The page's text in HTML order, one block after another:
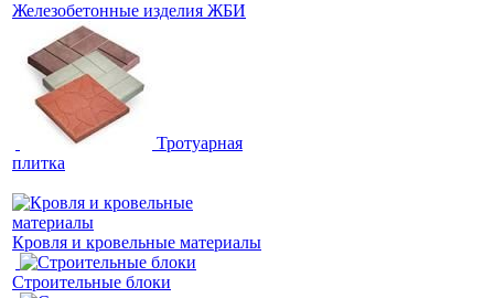
Железобетонные изделия ЖБИ
Тротуарная
плитка
Кровля и кровельные материалы
Строительные блоки